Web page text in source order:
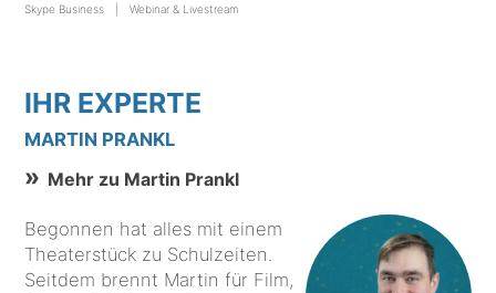
Skype Business
Webinar & Livestream
IHR EXPERTE
MARTIN PRANKL
Mehr zu Martin Prankl
Begonnen hat alles mit einem
Theaterstück zu Schulzeiten.
Seitdem brennt Martin für Film,